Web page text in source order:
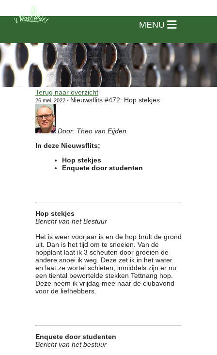
Terug naar overzicht
26 mei. 2022 - Nieuwsflits #472: Hop stekjes
Door: Theo van Eijden
In deze Nieuwsflits;
Hop stekjes
Enquete door studenten
Hop stekjes
Bericht van het Bestuur
Het is weer voorjaar is en de hop brult de grond
uit. Dan is het tijd om te snoeien. Van de
hopplant laat ik 3 scheuten door groeien de
andere snoei ik weg. Deze zet ik in het water
en laat ze wortel schieten, inmiddels zijn er nu
een tiental bewortelde stekken Tettnang hop.
Deze neem ik vrijdag mee naar de clubavond
voor de liefhebbers.
Enquete door studenten
Bericht van het bestuur
MENU
Vereniging
Informatie
Bestuur
- Historie
Reglementen
Privacyverklaring
Commissies
Prijzen
Bijzondere Leden
- Keurmeesters